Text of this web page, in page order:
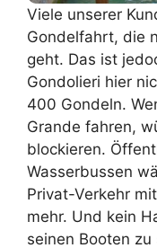
Viele unserer
Gondelfahrt, die
geht. Das ist
Gondolieri hier
400 Gondeln.
Grande fahren,
blockieren.
Wasserbussen
Privat-Verkehr
mehr. Und kein
seinen Booten zu